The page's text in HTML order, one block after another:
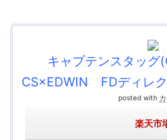
キャプテンスタッグ
CS×EDWIN FDディレ
posted with
楽天市